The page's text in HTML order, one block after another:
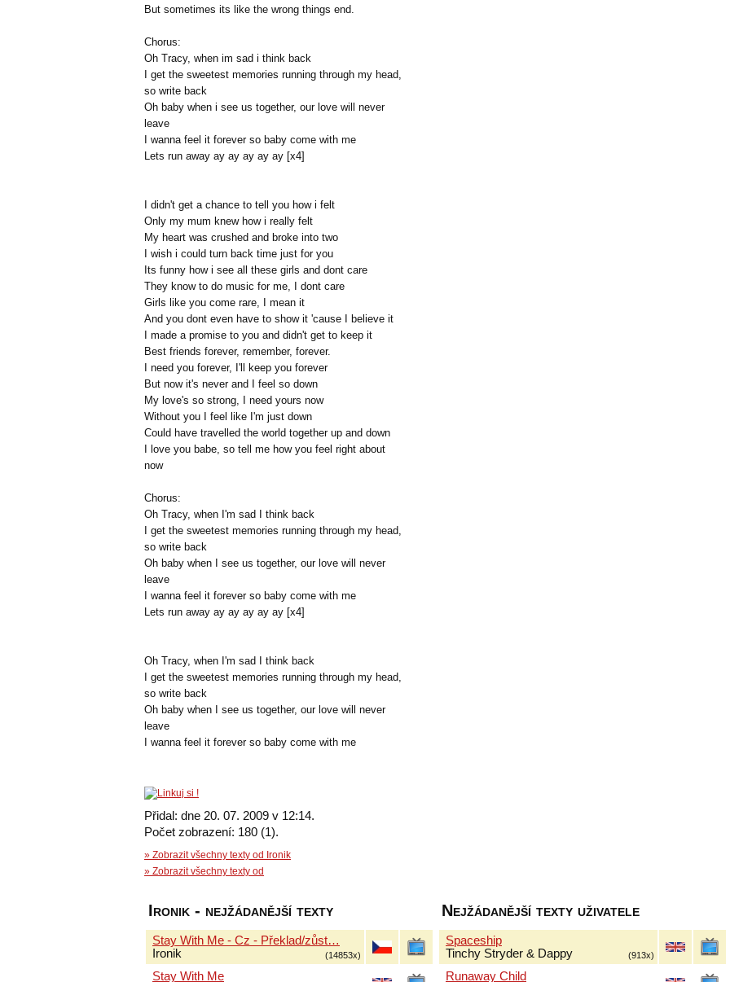
But sometimes its like the wrong things end.
Chorus:
Oh Tracy, when im sad i think back
I get the sweetest memories running through my head,
so write back
Oh baby when i see us together, our love will never
leave
I wanna feel it forever so baby come with me
Lets run away ay ay ay ay ay [x4]
I didn't get a chance to tell you how i felt
Only my mum knew how i really felt
My heart was crushed and broke into two
I wish i could turn back time just for you
Its funny how i see all these girls and dont care
They know to do music for me, I dont care
Girls like you come rare, I mean it
And you dont even have to show it 'cause I believe it
I made a promise to you and didn't get to keep it
Best friends forever, remember, forever.
I need you forever, I'll keep you forever
But now it's never and I feel so down
My love's so strong, I need yours now
Without you I feel like I'm just down
Could have travelled the world together up and down
I love you babe, so tell me how you feel right about
now
Chorus:
Oh Tracy, when I'm sad I think back
I get the sweetest memories running through my head,
so write back
Oh baby when I see us together, our love will never
leave
I wanna feel it forever so baby come with me
Lets run away ay ay ay ay ay [x4]
Oh Tracy, when I'm sad I think back
I get the sweetest memories running through my head,
so write back
Oh baby when I see us together, our love will never
leave
I wanna feel it forever so baby come with me
Přidal: dne 20. 07. 2009 v 12:14.
Počet zobrazení: 180 (1).
» Zobrazit všechny texty od Ironik
» Zobrazit všechny texty od
Ironik - nejžádanější texty
Stay With Me - Cz - Překlad/zůst…
Ironik
(14853x)
Stay With Me
Nejžádanější texty uživatele
Spaceship
Tinchy Stryder & Dappy
(913x)
Runaway Child